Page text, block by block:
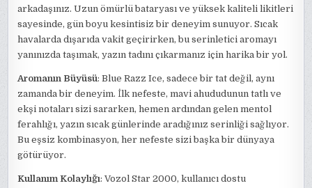
arkadaşınız. Uzun ömürlü bataryası ve yüksek kaliteli likitleri
sayesinde, gün boyu kesintisiz bir deneyim sunuyor. Sıcak
havalarda dışarıda vakit geçirirken, bu serinletici aromayı
yanınızda taşımak, yazın tadını çıkarmanız için harika bir yol.
Aromanın Büyüsü: Blue Razz Ice, sadece bir tat değil, aynı
zamanda bir deneyim. İlk nefeste, mavi ahududunun tatlı ve
ekşi notaları sizi sararken, hemen ardından gelen mentol
ferahlığı, yazın sıcak günlerinde aradığınız serinliği sağlıyor.
Bu eşsiz kombinasyon, her nefeste sizi başka bir dünyaya
götürüyor.
Kullanım Kolaylığı: Vozol Star 2000, kullanıcı dostu